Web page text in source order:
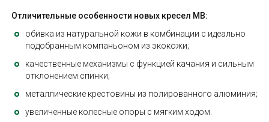
Отличительные особенности новых кресел MB:
обивка из натуральной кожи в комбинации с идеально
подобранным компаньоном из экокожи;
качественные механизмы с функцией качания и сильным
отклонением спинки;
металлические крестовины из полированного алюминия;
увеличенные колесные опоры с мягким ходом.